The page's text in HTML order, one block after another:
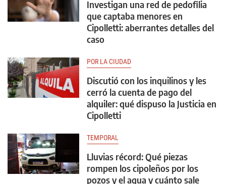
Investigan una red de pedofilia
que captaba menores en
Cipolletti: aberrantes detalles del
caso
POR LA CIUDAD
Discutió con los inquilinos y les
cerró la cuenta de pago del
alquiler: qué dispuso la Justicia en
Cipolletti
TEMPORAL
Lluvias récord: Qué piezas
rompen los cipoleños por los
pozos y el agua y cuánto sale